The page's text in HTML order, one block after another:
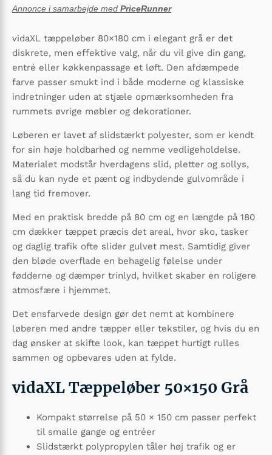
Annonce i samarbejde med PriceRunner
vidaXL tæppeløber 80×180 cm i elegant grå er det
diskrete, men effektive valg, når du vil give din gang,
entré eller køkkenpassage et løft. Den afdæmpede
farve passer smukt ind i både moderne og klassiske
indretninger uden at stjæle opmærksomheden fra
rummets øvrige møbler og dekorationer.
Løberen er lavet af slidstærkt polyester, som er kendt
for sin høje holdbarhed og nemme vedligeholdelse.
Materialet modstår hverdagens slid, pletter og sollys,
så du kan nyde et pænt og indbydende gulvområde i
lang tid fremover.
Med en praktisk bredde på 80 cm og en længde på 180
cm dækker tæppet præcis det areal, hvor sko, tasker
og daglig trafik ofte slider gulvet mest. Samtidig giver
den bløde overflade en behagelig følelse under
fødderne og dæmper trinlyd, hvilket skaber en roligere
atmosfære i hjemmet.
Det ensfarvede design gør det nemt at kombinere
løberen med andre tæpper eller tekstiler, og hvis du en
dag ønsker at skifte look, kan tæppet hurtigt rulles
sammen og opbevares uden at fylde.
vidaXL Tæppeløber 50×150 Grå
Kompakt størrelse på 50 × 150 cm passer perfekt
til smalle gange og entréer
Slidstærkt polypropylen tåler høj trafik og er